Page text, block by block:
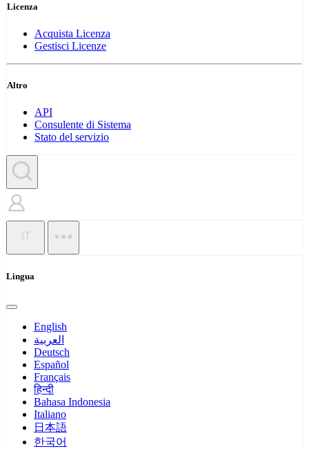
Licenza
Acquista Licenza
Gestisci Licenze
Altro
API
Consulente di Sistema
Stato del servizio
IT
Lingua
English
العربية
Deutsch
Español
Français
हिन्दी
Bahasa Indonesia
Italiano
日本語
한국어